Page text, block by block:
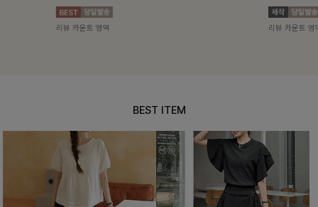
리뷰 카운트 영역 리뷰 카운트 영
BEST ITEM